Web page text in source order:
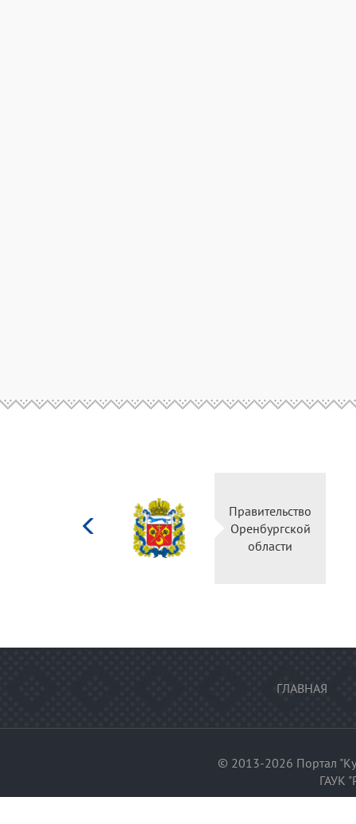
Правительство
Оренбургской
области
ГЛАВНАЯ
© 2013-2026 Портал
ГАУК